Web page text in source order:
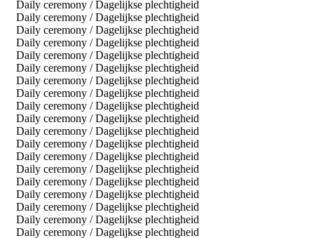
Daily ceremony / Dagelijkse plechtigheid
Daily ceremony / Dagelijkse plechtigheid
Daily ceremony / Dagelijkse plechtigheid
Daily ceremony / Dagelijkse plechtigheid
Daily ceremony / Dagelijkse plechtigheid
Daily ceremony / Dagelijkse plechtigheid
Daily ceremony / Dagelijkse plechtigheid
Daily ceremony / Dagelijkse plechtigheid
Daily ceremony / Dagelijkse plechtigheid
Daily ceremony / Dagelijkse plechtigheid
Daily ceremony / Dagelijkse plechtigheid
Daily ceremony / Dagelijkse plechtigheid
Daily ceremony / Dagelijkse plechtigheid
Daily ceremony / Dagelijkse plechtigheid
Daily ceremony / Dagelijkse plechtigheid
Daily ceremony / Dagelijkse plechtigheid
Daily ceremony / Dagelijkse plechtigheid
Daily ceremony / Dagelijkse plechtigheid
Daily ceremony / Dagelijkse plechtigheid